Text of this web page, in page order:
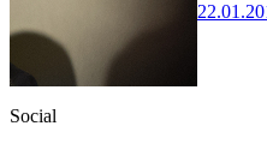
Social